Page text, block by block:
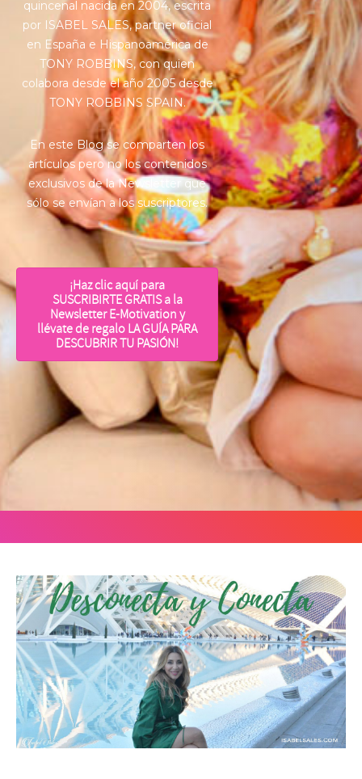
quincenal nacida en 2004, escrita
por ISABEL SALES, partner oficial
en España e Hispanoamérica de
TONY ROBBINS, con quien
colabora desde el año 2005 desde
TONY ROBBINS SPAIN.
En este Blog se comparten los
artículos pero no los contenidos
exclusivos de la Newsletter que
sólo se envían a los suscriptores.
¡Haz clic aquí para
SUSCRIBIRTE GRATIS a la
Newsletter E-Motivation y
llévate de regalo LA GUÍA PARA
DESCUBRIR TU PASIÓN!